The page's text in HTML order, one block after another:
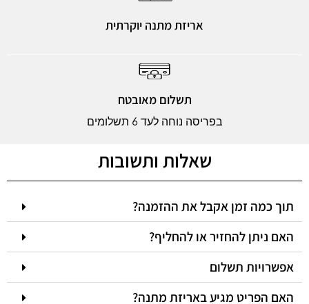
אריזת מתנה יוקרתית
תשלום מאובטח
בפריסה נוחה לעד 6 תשלומים
שאלות ותשובות
תוך כמה זמן אקבל את ההזמנה?
האם ניתן להחזיר או להחליף?
אפשרויות תשלום
האם הפריט מגיע באריזת מתנה?